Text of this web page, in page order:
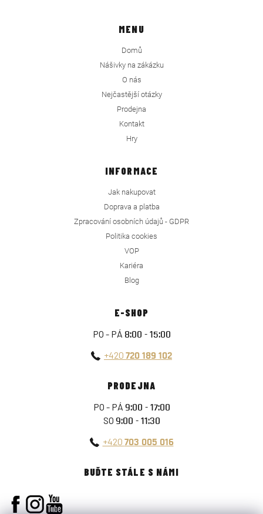
MENU
Domů
Nášivky na zákázku
O nás
Nejčastější otázky
Prodejna
Kontakt
Hry
INFORMACE
Jak nakupovat
Doprava a platba
Zpracování osobních údajů - GDPR
Politika cookies
VOP
Kariéra
Blog
E-SHOP
PO - PÁ 8:00 - 15:00
+420 720 189 102
PRODEJNA
PO - PÁ 9:00 - 17:00
SO 9:00 - 11:30
+420 703 005 016
BUĎTE STÁLE S NÁMI